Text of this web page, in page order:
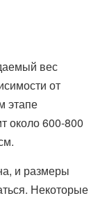
вес
от
этапе
около 600-800
и размеры
Некоторые